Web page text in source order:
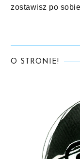
zostawisz po
O STRONIE!